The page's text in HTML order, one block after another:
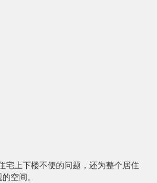
宅上下楼不便的问题，还为整个居住
空间。